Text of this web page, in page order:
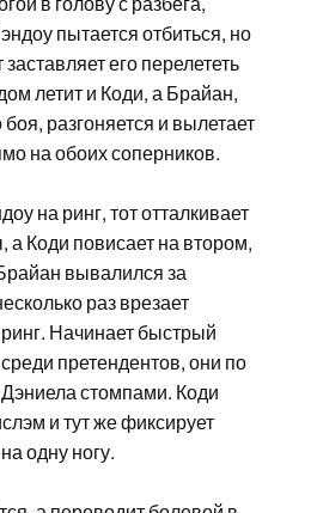
пытается отбиться, но
его перелететь
летит и Коди, а Брайан,
разгоняется и вылетает
на обоих соперников.
на ринг, тот отталкивает
а Коди повисает на втором,
вывалился за
раз врезает
Начинает быстрый
претендентов, они по
стомпами. Коди
и тут же фиксирует
одну ногу.